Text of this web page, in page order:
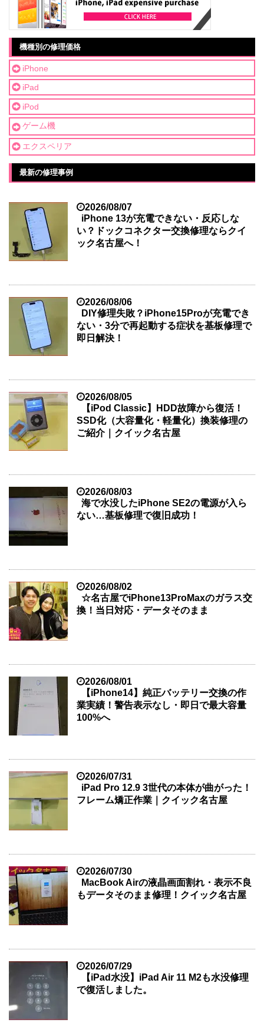
機種別の修理価格
iPhone
iPad
iPod
ゲーム機
エクスペリア
最新の修理事例
2026/08/07
iPhone 13が充電できない・反応しな
い？ドックコネクター交換修理ならクイ
ック名古屋へ！
2026/08/06
DIY修理失敗？iPhone15Proが充電でき
ない・3分で再起動する症状を基板修理で
即日解決！
2026/08/05
【iPod Classic】HDD故障から復活！
SSD化（大容量化・軽量化）換装修理の
ご紹介｜クイック名古屋
2026/08/03
海で水没したiPhone SE2の電源が入ら
ない…基板修理で復旧成功！
2026/08/02
☆名古屋でiPhone13ProMaxのガラス交
換！当日対応・データそのまま
2026/08/01
【iPhone14】純正バッテリー交換の作
業実績！警告表示なし・即日で最大容量
100%へ
2026/07/31
iPad Pro 12.9 3世代の本体が曲がった！
フレーム矯正作業｜クイック名古屋
2026/07/30
MacBook Airの液晶画面割れ・表示不良
もデータそのまま修理！クイック名古屋
2026/07/29
【iPad水没】iPad Air 11 M2も水没修理
で復活しました。